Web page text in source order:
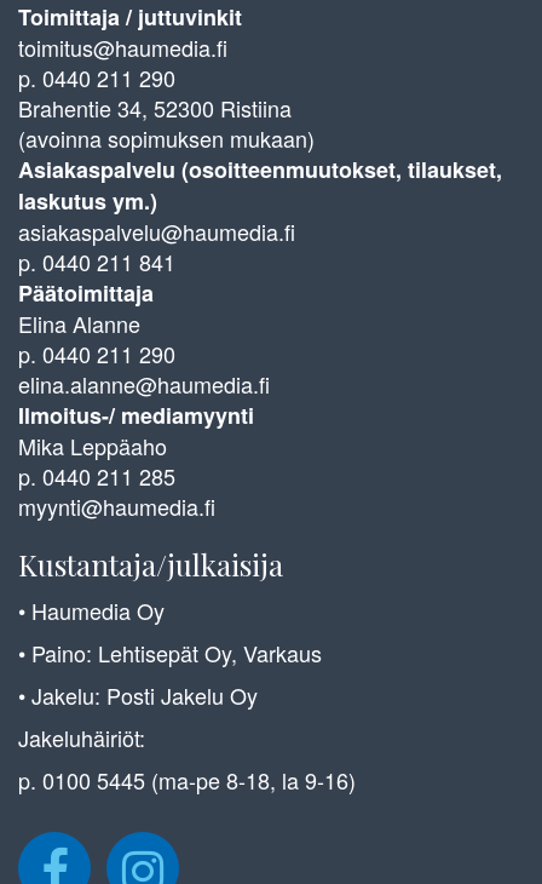
Toimittaja / juttuvinkit
toimitus@haumedia.fi
p. 0440 211 290
Brahentie 34, 52300 Ristiina
(avoinna sopimuksen mukaan)
Asiakaspalvelu (osoitteenmuutokset, tilaukset,
laskutus ym.)
asiakaspalvelu@haumedia.fi
p. 0440 211 841
Päätoimittaja
Elina Alanne
p. 0440 211 290
elina.alanne@haumedia.fi
Ilmoitus-/ mediamyynti
Mika Leppäaho
p. 0440 211 285
myynti@haumedia.fi
Kustantaja/julkaisija
• Haumedia Oy
• Paino: Lehtisepät Oy, Varkaus
• Jakelu: Posti Jakelu Oy
Jakeluhäiriöt:
p. 0100 5445 (ma-pe 8-18, la 9-16)